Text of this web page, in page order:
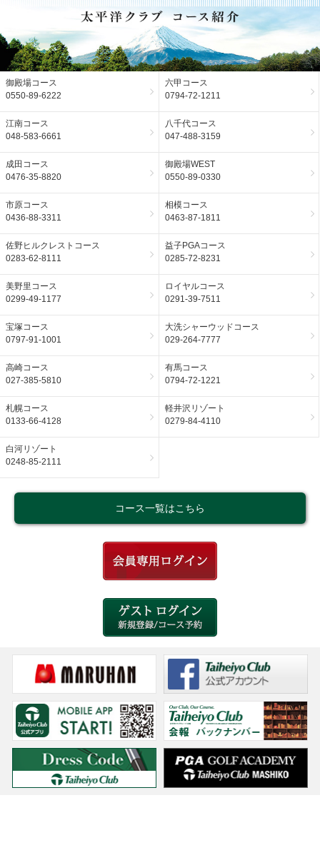
御殿場コース
0550-89-6222
六甲コース
0794-72-1211
江南コース
048-583-6661
八千代コース
047-488-3159
成田コース
0476-35-8820
御殿場WEST
0550-89-0330
市原コース
0436-88-3311
相模コース
0463-87-1811
佐野ヒルクレストコース
0283-62-8111
益子PGAコース
0285-72-8231
美野里コース
0299-49-1177
ロイヤルコース
0291-39-7511
宝塚コース
0797-91-1001
大洗シャーウッドコース
029-264-7777
高崎コース
027-385-5810
有馬コース
0794-72-1221
札幌コース
0133-66-4128
軽井沢リゾート
0279-84-4110
白河リゾート
0248-85-2111
コース一覧はこちら